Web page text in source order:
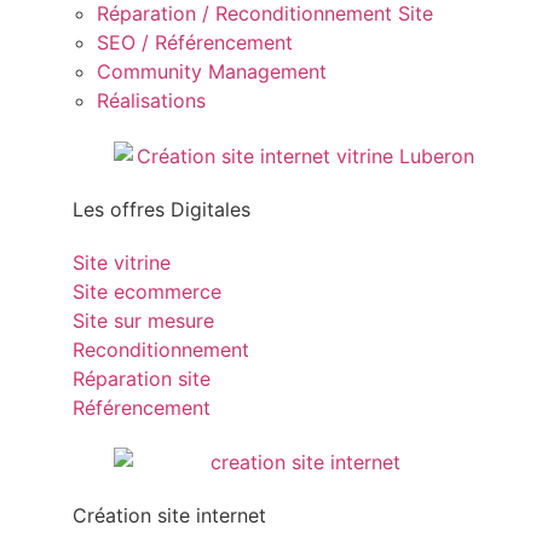
Réparation / Reconditionnement Site
SEO / Référencement
Community Management
Réalisations
Les offres Digitales
Site vitrine
Site ecommerce
Site sur mesure
Reconditionnement
Réparation site
Référencement
Création site internet